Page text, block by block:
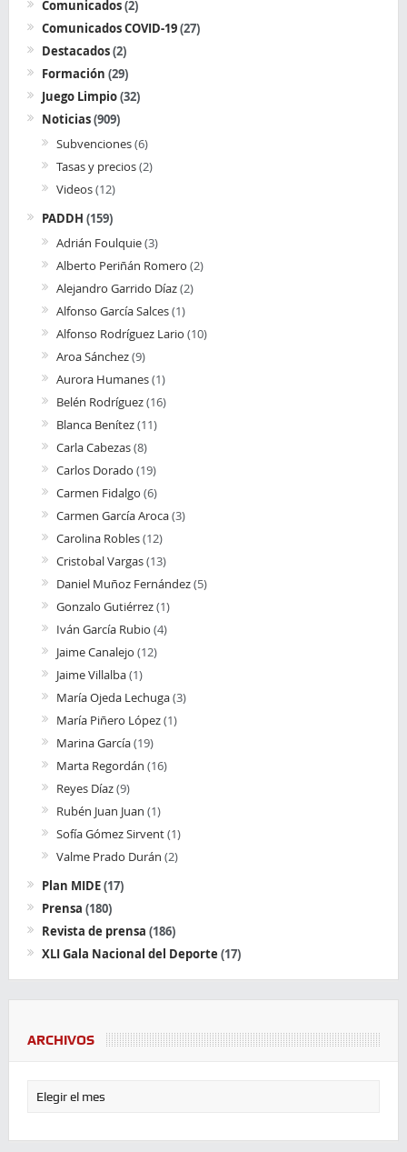
Comunicados(2)
Comunicados COVID-19(27)
Destacados(2)
Formación (29)
Juego Limpio(32)
Noticias(909)
Subvenciones(6)
Tasas y precios(2)
Videos(12)
PADDH (159)
Adrián Foulquie(3)
Alberto Periñán Romero (2)
Alejandro Garrido Díaz(2)
Alfonso García Salces(1)
Alfonso Rodríguez Lario (10)
Aroa Sánchez(9)
Aurora Humanes(1)
Belén Rodríguez(16)
Blanca Benítez(11)
Carla Cabezas(8)
Carlos Dorado (19)
Carmen Fidalgo (6)
Carmen García Aroca(3)
Carolina Robles(12)
Cristobal Vargas(13)
Daniel Muñoz Fernández(5)
Gonzalo Gutiérrez(1)
Iván García Rubio (4)
Jaime Canalejo (12)
Jaime Villalba(1)
María Ojeda Lechuga(3)
María Piñero López(1)
Marina García(19)
Marta Regordán (16)
Reyes Díaz(9)
Rubén Juan Juan (1)
Sofía Gómez Sirvent(1)
Valme Prado Durán (2)
Plan MIDE(17)
Prensa (180)
Revista de prensa (186)
XLI Gala Nacional del Deporte (17)
ARCHIVOS